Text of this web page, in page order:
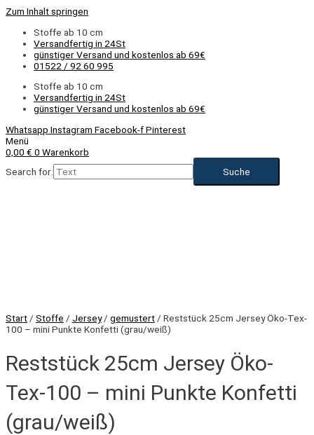
Zum Inhalt springen
Stoffe ab 10 cm
Versandfertig in 24St
günstiger Versand und kostenlos ab 69€
01522 / 92 60 995
Stoffe ab 10 cm
Versandfertig in 24St
günstiger Versand und kostenlos ab 69€
Whatsapp Instagram Facebook-fPinterest
Menü
0,00 € 0 Warenkorb
Search for:
Start / Stoffe / Jersey/ gemustert / Reststück 25cm Jersey Öko-Tex-
100 – mini Punkte Konfetti (grau/weiß)
Reststück 25cm Jersey Öko-
Tex-100 – mini Punkte Konfetti
(grau/weiß)